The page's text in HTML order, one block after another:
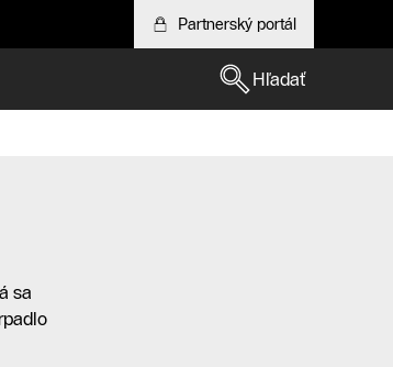
Partnerský portál
Hľadať
sa